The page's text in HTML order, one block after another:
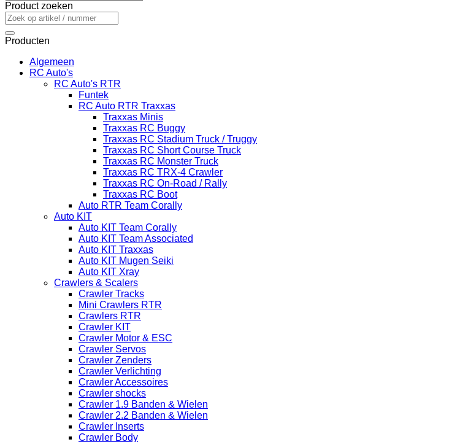
Product zoeken
Zoeken
naar:
Producten
Algemeen
RC Auto's
RC Auto's RTR
Funtek
RC Auto RTR Traxxas
Traxxas Minis
Traxxas RC Buggy
Traxxas RC Stadium Truck / Truggy
Traxxas RC Short Course Truck
Traxxas RC Monster Truck
Traxxas RC TRX-4 Crawler
Traxxas RC On-Road / Rally
Traxxas RC Boot
Auto RTR Team Corally
Auto KIT
Auto KIT Team Corally
Auto KIT Team Associated
Auto KIT Traxxas
Auto KIT Mugen Seiki
Auto KIT Xray
Crawlers & Scalers
Crawler Tracks
Mini Crawlers RTR
Crawlers RTR
Crawler KIT
Crawler Motor & ESC
Crawler Servos
Crawler Zenders
Crawler Verlichting
Crawler Accessoires
Crawler shocks
Crawler 1.9 Banden & Wielen
Crawler 2.2 Banden & Wielen
Crawler Inserts
Crawler Body